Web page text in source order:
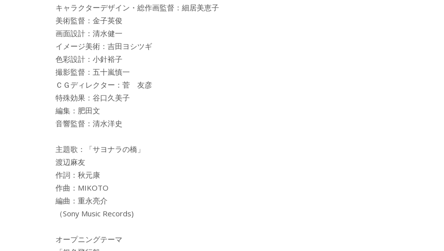
キャラクターデザイン・総作画監督：細居美恵子
美術監督：金子英俊
画面設計：清水健一
イメージ美術：吉田ヨシツギ
色彩設計：小針裕子
撮影監督：五十嵐慎一
ＣＧディレクター：菅 友彦
特殊効果：谷口久美子
編集：肥田文
音響監督：清水洋史
主題歌：「サヨナラの橋」
渡辺麻友
作詞：秋元康
作曲：MIKOTO
編曲：重永亮介
（Sony Music Records)
オープニングテーマ